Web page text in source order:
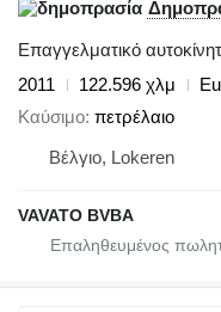
Επαγγελματικό
2011
122.596 χλμ
Καύσιμο πετρέλαιο
Βέλγιο, Lokeren
VAVATO BVBA